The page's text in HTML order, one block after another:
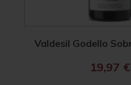
Valdesil Godello
19,97 €